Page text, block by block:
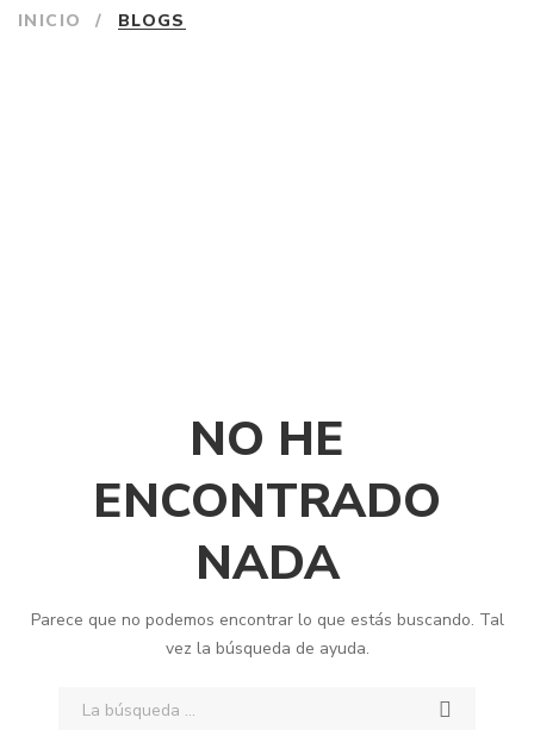
INICIO / BLOGS
NO HE
ENCONTRADO
NADA
Parece que no podemos encontrar lo que estás buscando. Tal
vez la búsqueda de ayuda.